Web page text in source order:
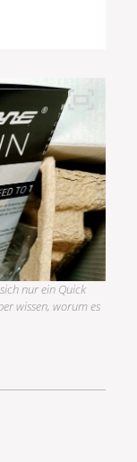
nur ein Quick
wissen, worum es